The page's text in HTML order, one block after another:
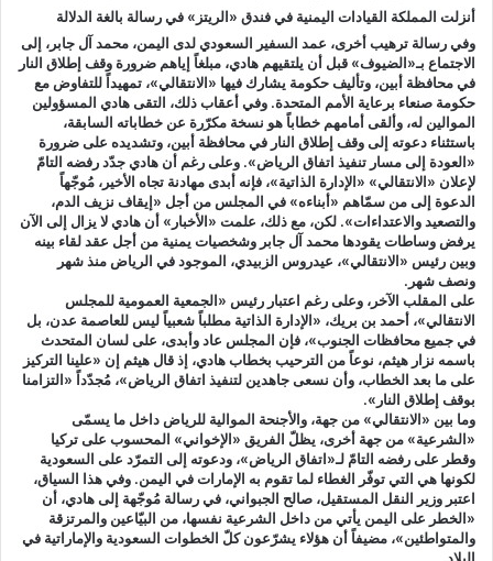
أنزلت المملكة القيادات اليمنية في فندق «الريتز» في رسالة بالغة الدلالة
وفي رسالة ترهيب أخرى، عمد السفير السعودي لدى اليمن، محمد آل جابر، إلى
الاجتماع بـ«الضيوف» قبل أن يلتقيهم هادي، مبلغاً إياهم ضرورة وقف إطلاق النار
في محافظة أبين، وتأليف حكومة يشارك فيها «الانتقالي»، تمهيداً للتفاوض مع
حكومة صنعاء برعاية الأمم المتحدة. وفي أعقاب ذلك، التقى هادي المسؤولين
الموالين له، وألقى أمامهم خطاباً هو نسخة مكرّرة عن خطاباته السابقة،
باستثناء دعوته إلى وقف إطلاق النار في محافظة أبين، وتشديده على ضرورة
«العودة إلى مسار تنفيذ اتفاق الرياض». وعلى رغم أن هادي جدّد رفضه التامّ
لإعلان «الانتقالي» «الإدارة الذاتية»، فإنه أبدى مهادنة تجاه الأخير، مُوجّهاً
الدعوة إلى من سمّاهم «أبناءه» في المجلس من أجل «إيقاف نزيف الدم،
والتصعيد والاعتداءات». لكن، مع ذلك، علمت «الأخبار» أن هادي لا يزال إلى الآن
يرفض وساطات يقودها محمد آل جابر وشخصيات يمنية من أجل عقد لقاء بينه
وبين رئيس «الانتقالي»، عيدروس الزبيدي، الموجود في الرياض منذ شهر
ونصف شهر.
على المقلب الآخر، وعلى رغم اعتبار رئيس «الجمعية العمومية للمجلس
الانتقالي»، أحمد بن بريك، «الإدارة الذاتية مطلباً شعبياً ليس للعاصمة عدن، بل
في جميع محافظات الجنوب»، فإن المجلس عاد وأبدى، على لسان المتحدث
باسمه نزار هيثم، نوعاً من الترحيب بخطاب هادي، إذ قال هيثم إن «علينا التركيز
على ما بعد الخطاب، وأن نسعى جاهدين لتنفيذ اتفاق الرياض»، مُجدّداً «التزامنا
بوقف إطلاق النار».
وما بين «الانتقالي» من جهة، والأجنحة الموالية للرياض داخل ما يسمّى
«الشرعية» من جهة أخرى، يظلّ الفريق «الإخواني» المحسوب على تركيا
وقطر على رفضه التامّ لـ«اتفاق الرياض»، ودعوته إلى التمرّد على السعودية
لكونها هي التي توفّر الغطاء لما تقوم به الإمارات في اليمن. وفي هذا السياق،
اعتبر وزير النقل المستقيل، صالح الجبواني، في رسالة مُوجّهة إلى هادي، أن
«الخطر على اليمن يأتي من داخل الشرعية نفسها، من البيّاعين والمرتزقة
والمتواطئين»، مضيفاً أن هؤلاء يشرّعون كلّ الخطوات السعودية والإماراتية في